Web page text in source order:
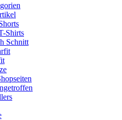
Shirts
Schnitt